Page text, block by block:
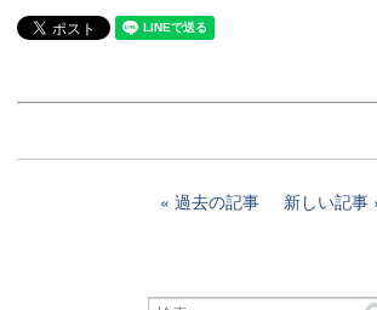
過去の記事 新しい記事